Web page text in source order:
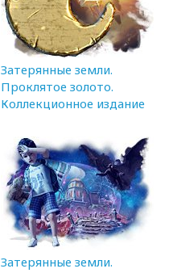
Затерянные земли.
Проклятое золото.
Коллекционное издание
Затерянные земли.